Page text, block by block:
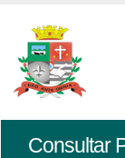
Consultar